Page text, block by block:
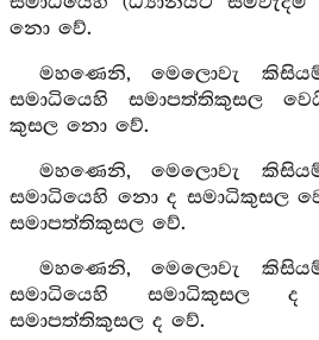
නො වේ.
මහණෙනි, මෙලොවැ
සමාධියෙහි සමාපත්තිකුසල
කුසල නො වේ.
මහණෙනි, මෙලොවැ
සමාධියෙහි නො ද සමාධිකුසල
සමාපත්තිකුසල වේ.
මහණෙනි, මෙලොවැ
සමාධියෙහි සමාධිකුසල ද
සමාපත්තිකුසල ද වේ.